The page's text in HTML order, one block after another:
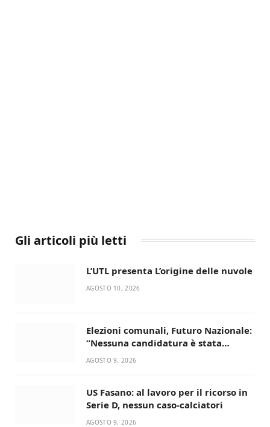
Gli articoli più letti
L’UTL presenta L’origine delle nuvole
AGOSTO 10, 2026
Elezioni comunali, Futuro Nazionale:
“Nessuna candidatura è stata
ancora decisa”
AGOSTO 9, 2026
US Fasano: al lavoro per il ricorso in
Serie D, nessun caso-calciatori
AGOSTO 9, 2026